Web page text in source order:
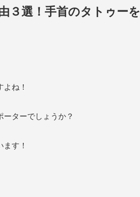
３選！手首のタトゥーを
ね！
ターでしょうか？
す！